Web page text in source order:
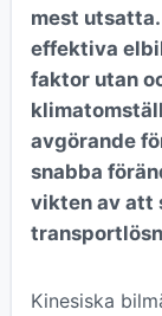
mest
effektiva
faktor utan
avgörande
snabba
vikten av att
Kinesiska